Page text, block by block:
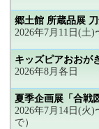
郷土館 所蔵品展
2026年7月11日(土)
キッズピアおおが
2026年8月各日
夏季企画展「合戦
2026年7月14日(火)
で）